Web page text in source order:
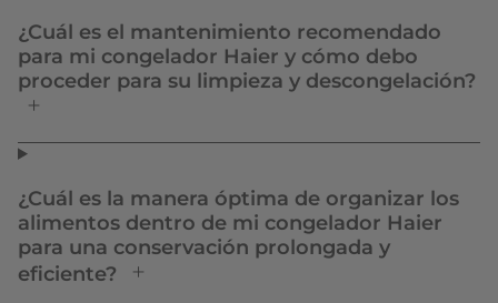
¿Cuál es el mantenimiento recomendado
para mi congelador Haier y cómo debo
proceder para su limpieza y descongelación?
¿Cuál es la manera óptima de organizar los
alimentos dentro de mi congelador Haier
para una conservación prolongada y
eficiente?